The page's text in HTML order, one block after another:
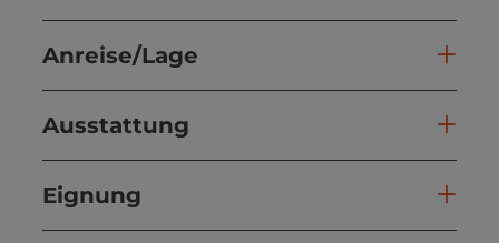
Anreise/Lage
Ausstattung
Eignung